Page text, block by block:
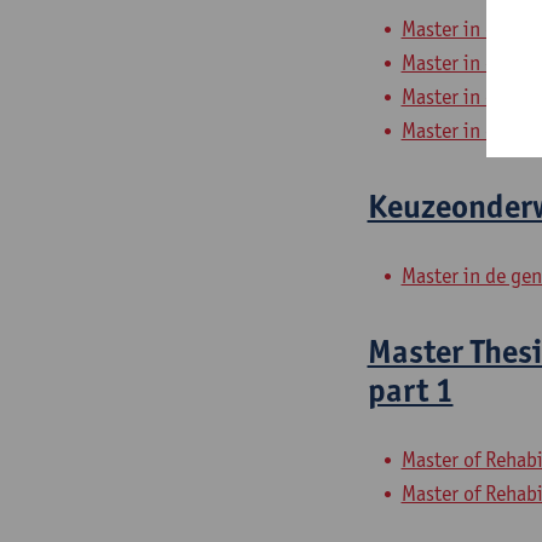
Master in de
Master in de
Master in de
Master in de
Master in de
Master
part 1
Master of
Master of